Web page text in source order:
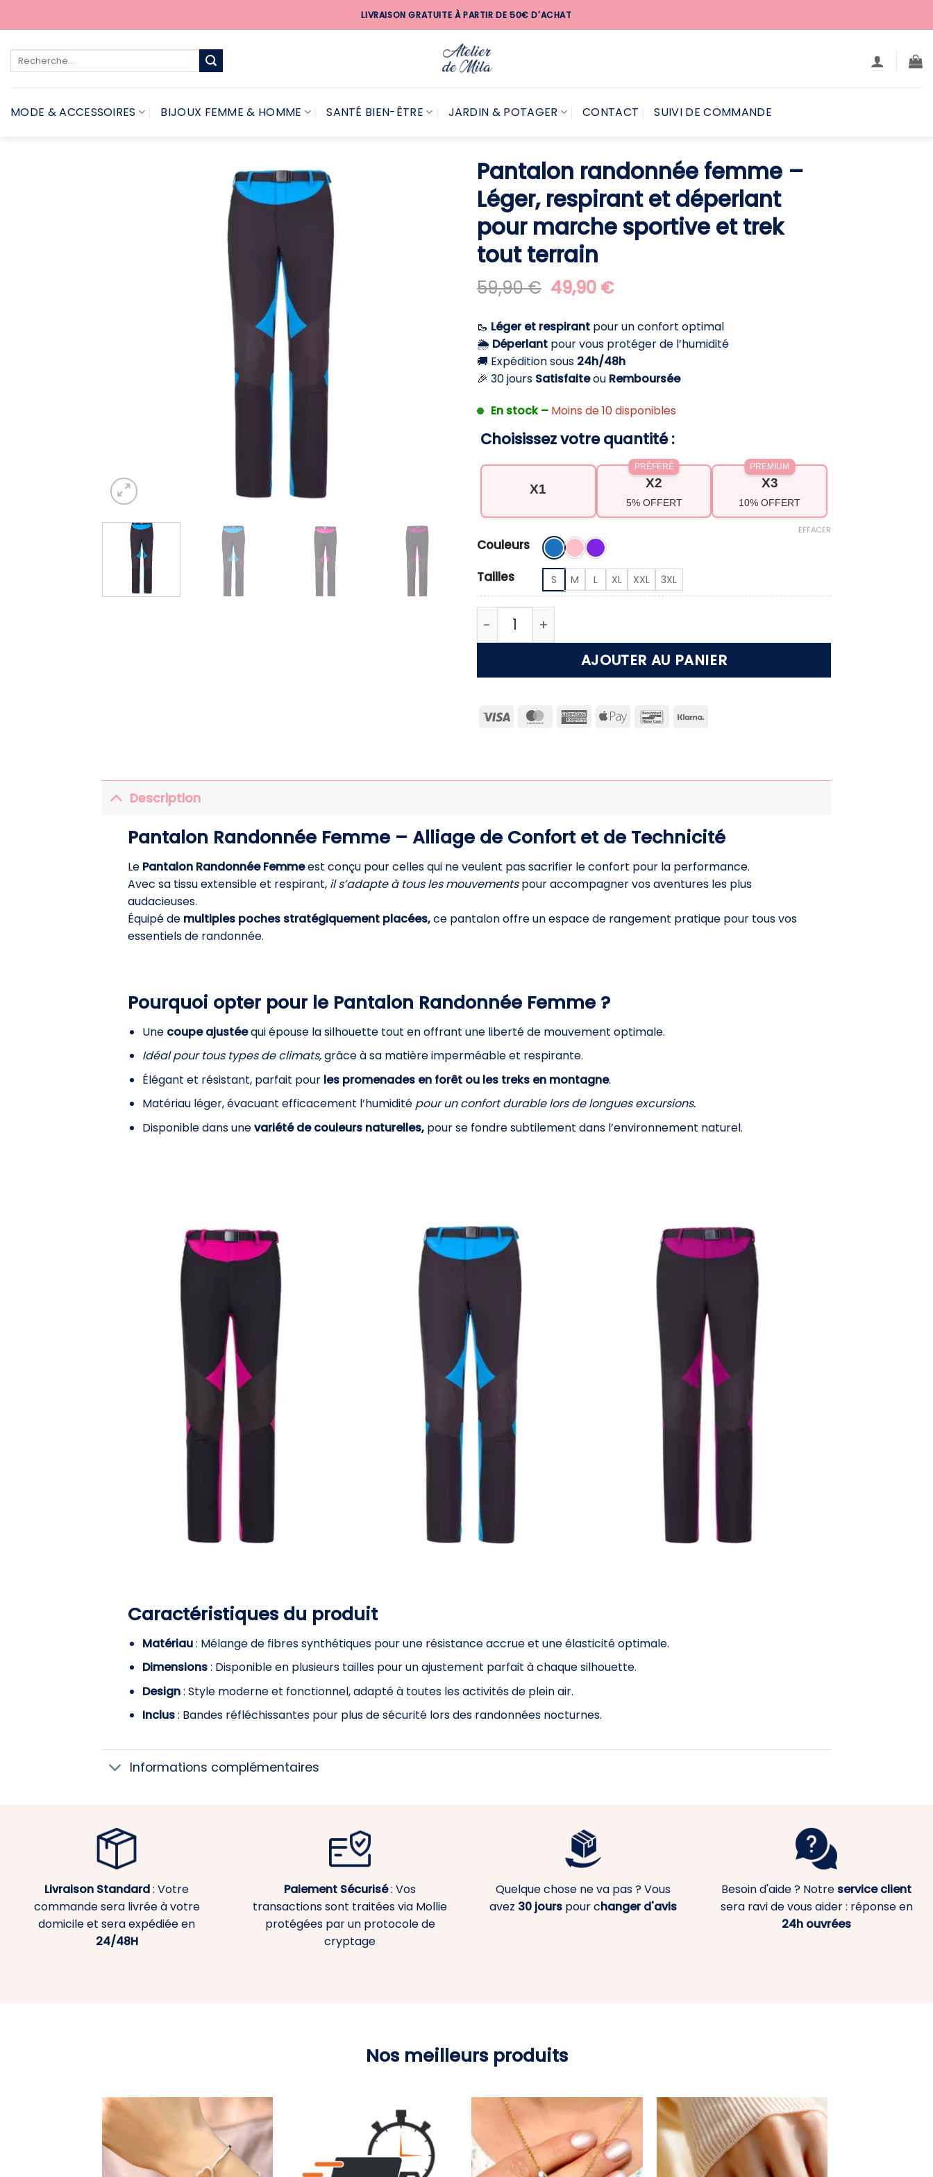
LIVRAISON GRATUITE À PARTIR DE 50€ D'ACHAT
Recherche
MODE & ACCESSOIRES BIJOUX FEMME & HOMME SANTÉ BIEN-ÊTRE JARDIN & POTAGER CONTACT SUIVI DE COMMANDE
Pantalon randonnée femme –
Léger, respirant et déperlant
pour marche sportive et trek
tout terrain
59,90€ Le
prix
initial
était :
59,90 €.
49,90 €Le
actuel
est :
49,90 €.
🥾 Léger et respirant pour un confort optimal
🌦️ Déperlant pour vous protéger de l’humidité
🚚 Expédition sous 24h/48h
🎉 30 jours Satisfaiteou Remboursée
En stock – Moins de 10 disponibles
Choisissez votre quantité :
X1 X2
5% OFFERT
PRÉFÉRÉ
X3
10% OFFERT
PREMIUM
Couleurs
Tailles
S M L XL XXL 3XL
EFFACER
quantité de Pantalon randonnée femme – Léger, respirant et
AJOUTER AU PANIER
Visa MasterCardAmericanApple
Bancontact
Klarna
Description
Pantalon Randonnée Femme – Alliage de Confort et de Technicité
Le Pantalon Randonnée Femmeest conçu pour celles qui ne veulent pas sacrifier le confort pour la performance.
Avec sa tissu extensible et respirant, il s’adapte à tous les mouvementspour accompagner vos aventures les plus
audacieuses.
Équipé de multiples poches stratégiquement placées,ce pantalon offre un espace de rangement pratique pour tous vos
essentiels de randonnée.
Pourquoi opter pour le Pantalon Randonnée Femme ?
Une coupe ajustéequi épouse la silhouette tout en offrant une liberté de mouvement optimale.
Idéal pour tous types de climats,grâce à sa matière imperméable et respirante.
Élégant et résistant, parfait pour les promenades en forêt ou les treks en montagne.
Matériau léger, évacuant efficacement l’humidité pour un confort durable lors de longues excursions.
Disponible dans unevariété de couleurs naturelles,pour se fondre subtilement dans l’environnement naturel.
Caractéristiques du produit
Matériau: Mélange de fibres synthétiques pour une résistance accrue et une élasticité optimale.
Dimensions: Disponible en plusieurs tailles pour un ajustement parfait à chaque silhouette.
Design: Style moderne et fonctionnel, adapté à toutes les activités de plein air.
Inclus: Bandes réfléchissantes pour plus de sécurité lors des randonnées nocturnes.
Informations complémentaires
Livraison Standard: Votre
commande sera livrée à votre
domicile et sera expédiée en
24/48H
Paiement Sécurisé: Vos
transactions sont traitées via Mollie
protégées par un protocole de
cryptage
Quelque chose ne va pas ? Vous
avez 30 jours pour changer d'avis
Besoin d'aide ? Notre service client
sera ravi de vous aider : réponse en
24h ouvrées
Nos meilleurs produits